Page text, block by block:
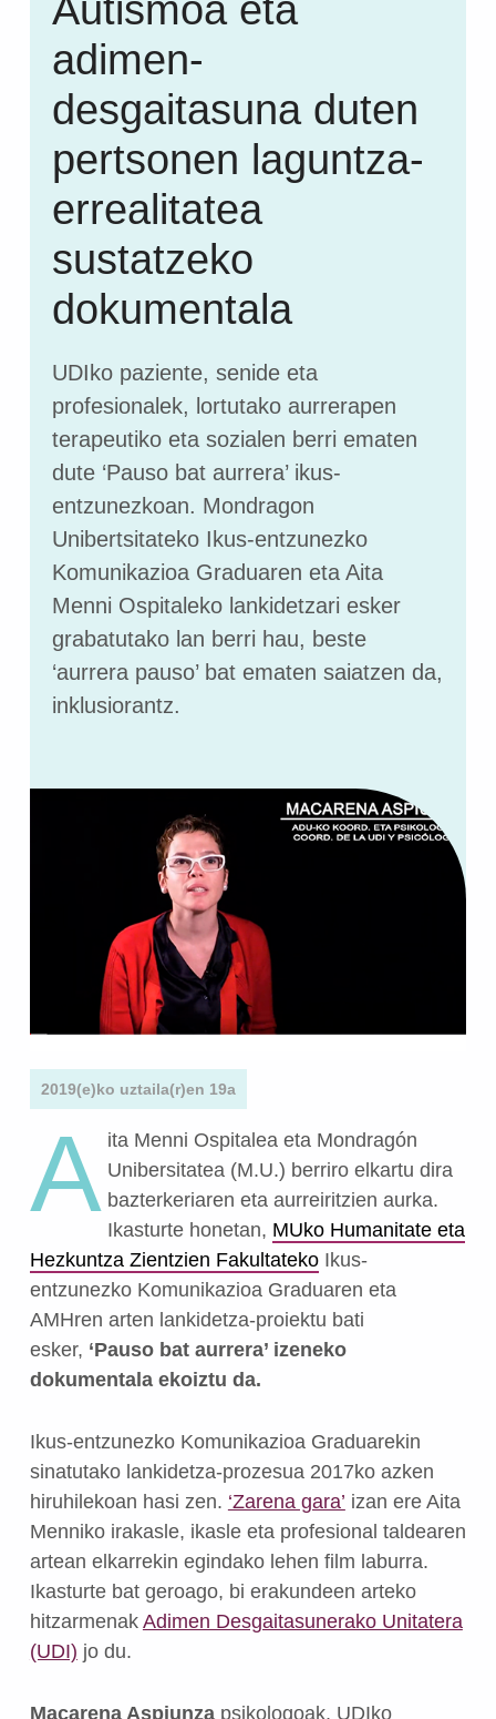
Autismoa eta
adimen-
desgaitasuna duten
pertsonen laguntza-
errealitatea
sustatzeko
dokumentala
UDIko paziente, senide eta
profesionalek, lortutako aurrerapen
terapeutiko eta sozialen berri ematen
dute ‘Pauso bat aurrera’ ikus-
entzunezkoan. Mondragon
Unibertsitateko Ikus-entzunezko
Komunikazioa Graduaren eta Aita
Menni Ospitaleko lankidetzari esker
grabatutako lan berri hau, beste
‘aurrera pauso’ bat ematen saiatzen da,
inklusiorantz.
2019(e)ko uztaila(r)en 19a
A ita Menni Ospitalea eta Mondragón
Unibersitatea (M.U.) berriro elkartu dira
bazterkeriaren eta aurreiritzien aurka.
Ikasturte honetan, MUko Humanitate eta
Hezkuntza Zientzien FakultatekoIkus-
entzunezko Komunikazioa Graduaren eta
AMHren arten lankidetza-proiektu bati
esker, ‘Pauso bat aurrera’ izeneko
dokumentala ekoiztu da.
Ikus-entzunezko Komunikazioa Graduarekin
sinatutako lankidetza-prozesua 2017ko azken
hiruhilekoan hasi zen. ‘Zarena gara’ izan ere Aita
Menniko irakasle, ikasle eta profesional taldearen
artean elkarrekin egindako lehen film laburra.
Ikasturte bat geroago, bi erakundeen arteko
hitzarmenak Adimen Desgaitasunerako Unitatera
(UDI) jo du.
Macarena Aspiunza psikologoak, UDIko